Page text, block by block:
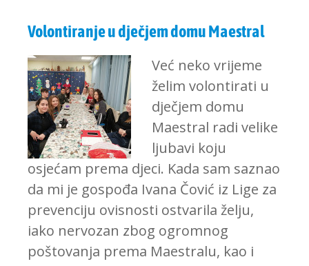
Volontiranje u dječjem domu Maestral
Već neko vrijeme
želim volontirati u
dječjem domu
Maestral radi velike
ljubavi koju
osjećam prema djeci. Kada sam saznao
da mi je gospođa Ivana Čović iz Lige za
prevenciju ovisnosti ostvarila želju,
iako nervozan zbog ogromnog
poštovanja prema Maestralu, kao i